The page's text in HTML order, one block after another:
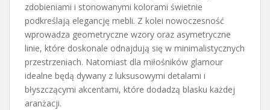
zdobieniami i stonowanymi kolorami świetnie
podkreślają elegancję mebli. Z kolei nowoczesność
wprowadza geometryczne wzory oraz asymetryczne
linie, które doskonale odnajdują się w minimalistycznych
przestrzeniach. Natomiast dla miłośników glamour
idealne będą dywany z luksusowymi detalami i
błyszczącymi akcentami, które dodadzą blasku każdej
aranżacji.